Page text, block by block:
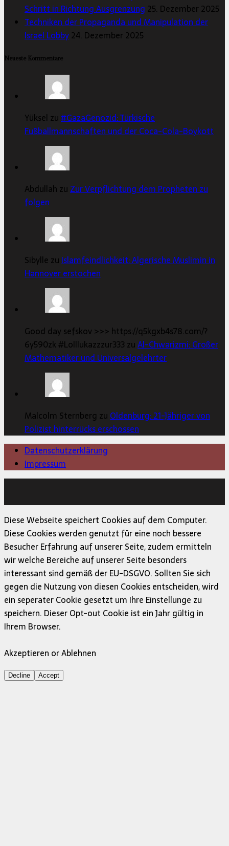
Schritt in Richtung Ausgrenzung 25. Dezember 2025
Techniken der Propaganda und Manipulation der
Israel Lobby24. Dezember 2025
Neueste Kommentare
Yüksel zu#GazaGenozid: Türkische
Fußballmannschaften und der Coca-Cola-Boykott
Abdullah zu Zur Verpflichtung dem Propheten zu
folgen
Sibylle zu Islamfeindlichkeit: Algerische Muslimin in
Hannover erstochen
Good day sefskov >>> https://q5kgxb4s78.com/?
6y590zk #Lolllukazzzur333 zuAl-Chwarizmi: Großer
Mathematiker und Universalgelehrter
Malcolm Sternberg zu Oldenburg: 21-Jähriger von
Polizist hinterrücks erschossen
Datenschutzerklärung
Impressum
Diese Webseite speichert Cookies auf dem Computer.
Diese Cookies werden genutzt für eine noch bessere
Besucher Erfahrung auf unserer Seite, zudem ermitteln
wir welche Bereiche auf unserer Seite besonders
interessant sind gemäß der EU-DSGVO. Sollten Sie sich
gegen die Nutzung von diesen Cookies entscheiden, wird
ein seperater Cookie gesetzt um Ihre Einstellunge zu
speichern. Dieser Opt-out Cookie ist ein Jahr gültig in
Ihrem Browser.
Akzeptieren or Ablehnen
Decline Accept